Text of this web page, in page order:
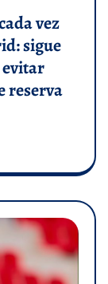
vez
sigue
evitar
reserva